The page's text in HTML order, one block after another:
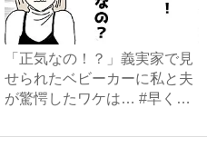
「正気なの！？」義実家で見
せられたベビーカーに私と夫
が驚愕したワケは… #早く